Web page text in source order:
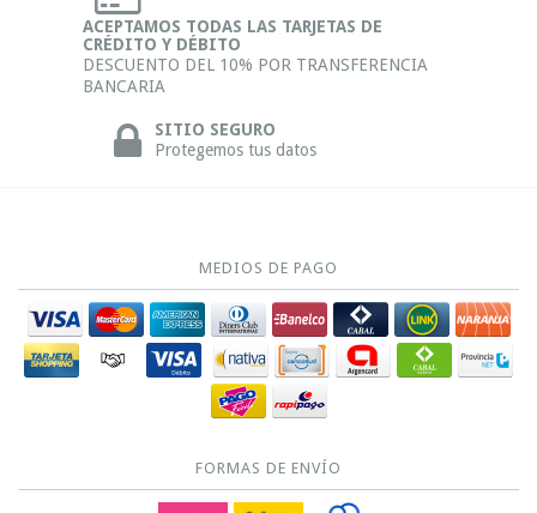
ACEPTAMOS TODAS LAS TARJETAS DE
CRÉDITO Y DÉBITO
DESCUENTO DEL 10% POR TRANSFERENCIA
BANCARIA
SITIO SEGURO
Protegemos tus datos
MEDIOS DE PAGO
FORMAS DE ENVÍO